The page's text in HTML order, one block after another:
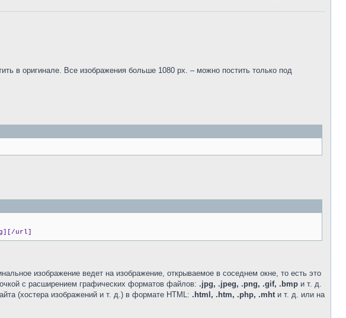
в оригинале. Все изображения больше 1080 px. – можно постить только под
url]
изображение ведет на изображение, открываемое в соседнем окне, то есть это
с расширением графических форматов файлов: .jpg, .jpeg, .png, .gif, .bmp и т. д.
(хостера изображений и т. д.) в формате HTML: .html, .htm, .php, .mhtи т. д. или на